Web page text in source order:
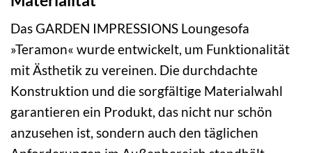
Das GARDEN IMPRESSIONS Loungesofa
»Teramon« wurde entwickelt, um Funktionalität
mit Ästhetik zu vereinen. Die durchdachte
Konstruktion und die sorgfältige Materialwahl
garantieren ein Produkt, das nicht nur schön
anzusehen ist, sondern auch den täglichen